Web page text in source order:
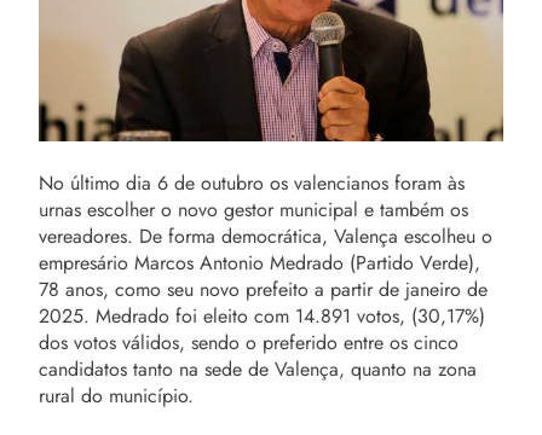
No último dia 6 de outubro os valencianos foram às
urnas escolher o novo gestor municipal e também os
vereadores. De forma democrática, Valença escolheu o
empresário Marcos Antonio Medrado (Partido Verde),
78 anos, como seu novo prefeito a partir de janeiro de
2025. Medrado foi eleito com 14.891 votos, (30,17%)
dos votos válidos, sendo o preferido entre os cinco
candidatos tanto na sede de Valença, quanto na zona
rural do município.